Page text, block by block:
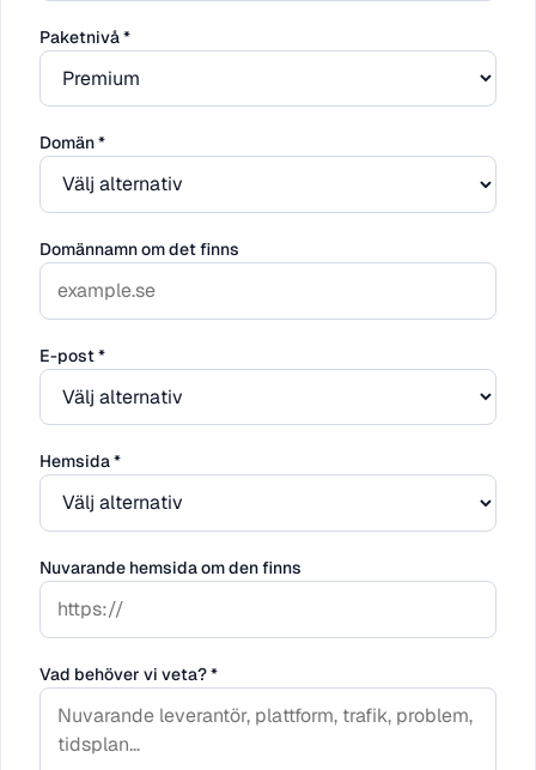
Paketnivå*
Domän*
Domännamn om det finns
E-post*
Hemsida*
Nuvarande hemsida om den finns
Vad behöver vi veta?*